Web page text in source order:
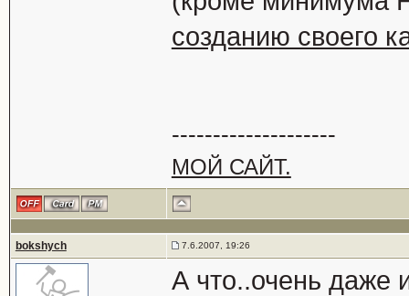
созданию своего
--------------------
МОЙ САЙТ.
bokshych 7.6.2007, 19:26
А что..очень даже